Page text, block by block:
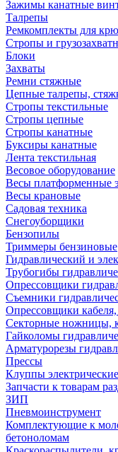
Зажимы канатные
Талрепы
Ремкомплекты для
Стропы и
Блоки
Захваты
Ремни стяжные
Цепные талрепы,
Стропы текстильные
Стропы цепные
Стропы канатные
Буксиры канатные
Лента текстильная
Весовое оборудование
Весы платформенные
Весы крановые
Садовая техника
Снегоуборщики
Бензопилы
Триммеры бензиновые
Гидравлический и
Трубогибы
Опрессовщики
Съемники
Опрессовщики
Секторные ножницы,
Гайколомы
Арматурорезы
Прессы
Клуппы электрические
Запчасти к товарам
ЗИП
Пневмоинструмент
Комплектующие к
бетоноломам